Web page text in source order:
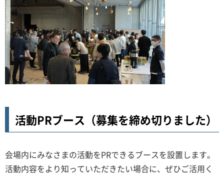
活動PRブース（募集を締め切りました）
会場内にみなさまの活動をPRできるブースを設置します。
活動内容をより知っていただきたい場合に、ぜひご活用く